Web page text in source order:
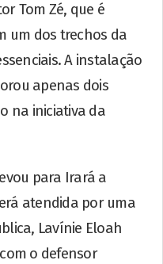
Tom Zé, que é
um dos trechos da
A instalação
apenas dois
na iniciativa da
para Irará a
atendida por uma
Lavínie Eloah
o defensor